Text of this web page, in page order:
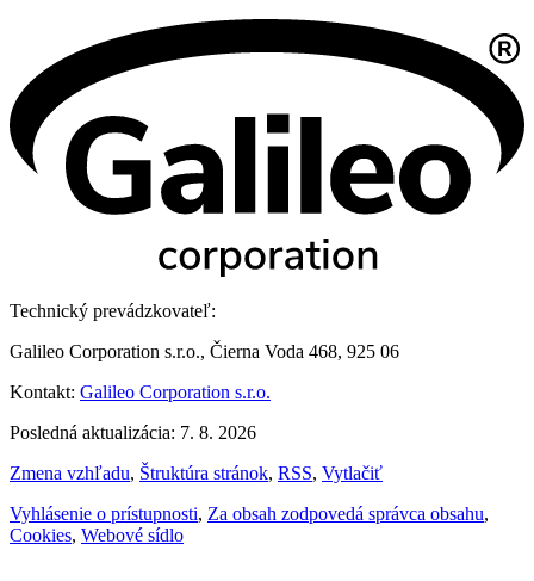
Technický prevádzkovateľ:
Galileo Corporation s.r.o., Čierna Voda 468, 925 06
Kontakt: Galileo Corporation s.r.o.
Posledná aktualizácia: 7. 8. 2026
Zmena vzhľadu, Štruktúra stránok, RSS, Vytlačiť
Vyhlásenie o prístupnosti, Za obsah zodpovedá správca obsahu,
Cookies, Webové sídlo